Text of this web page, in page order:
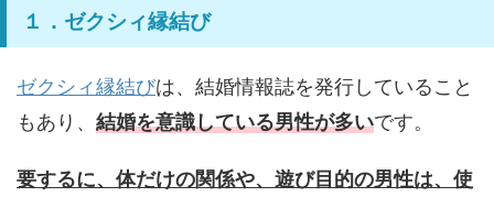
１．ゼクシィ縁結び
ゼクシィ縁結びは、結婚情報誌を発行していること
もあり、 結婚を意識している男性が多いです。
要するに、体だけの関係や、遊び目的の男性は、使